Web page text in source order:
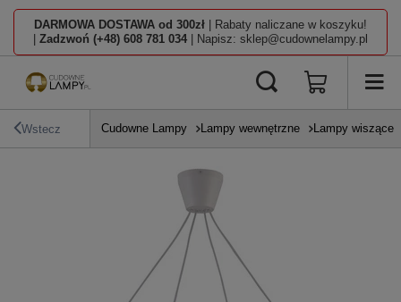
DARMOWA DOSTAWA od 300zł | Rabaty naliczane w koszyku!
Zadzwoń (+48) 608 781 034 | Napisz: sklep@cudownelampy.pl
Wstecz Cudowne Lampy Lampy wewnętrzne Lampy wiszące